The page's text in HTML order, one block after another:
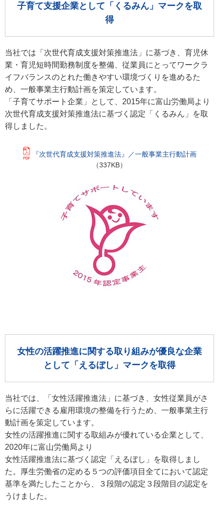
子育て支援企業として「くるみん」マークを取
得
当社では「次世代育成支援対策推進法」に基づき、育児休
業・育児短時間勤務制度を整備、従業員にとってワークラ
イフバランスのとれた働きやすい環境づくりを進めるた
め、一般事業主行動計画を策定しています。
「子育てサポート企業」として、2015年に富山労働局より
次世代育成支援対策推進法に基づく認定「くるみん」を取
得しました。
『次世代育成支援対策推進法』／一般事業主行動計画
（337KB）
女性の活躍推進に関する取り組みが優良な企業
として「えるぼし」マークを取得
当社では、「女性活躍推進法」に基づき、女性従業員がさ
らに活躍できる雇用環境の整備を行うため、一般事業主行
動計画を策定しています。
女性の活躍推進に関する取組みが優れている企業として、
2020年に富山労働局より
女性活躍推進法に基づく認定「えるぼし」を取得しまし
た。厚生労働省の定める５つの評価項目全てにおいて認定
基準を満たしたことから、３段階の認定３段階目の認定を
うけました。